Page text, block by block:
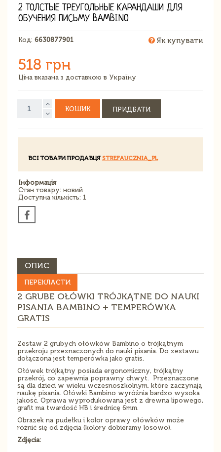
2 ТОЛСТЫЕ ТРЕУГОЛЬНЫЕ КАРАНДАШИ ДЛЯ
ОБУЧЕНИЯ ПИСЬМУ BAMBINO
Код: 6630877901 Як купувати
518 грн
Ціна вказана з доставкою в Україну
КОШИК ПРИДБАТИ
ВСІ ТОВАРИ ПРОДАВЦЯ STREFAUCZNIA_PL
Інформація
Стан товару: новий
Доступна кількість: 1
ОПИС
ПЕРЕКЛАСТИ
2 GRUBE OŁÓWKI TRÓJKĄTNE DO NAUKI
PISANIA BAMBINO + TEMPERÓWKA
GRATIS
Zestaw 2 grubych ołówków Bambino o trójkątnym
przekroju przeznaczonych do nauki pisania. Do zestawu
dołączona jest temperówka jako gratis.
Ołówek trójkątny posiada ergonomiczny, trójkątny
przekrój, co zapewnia poprawny chwyt. Przeznaczone
są dla dzieci w wieku wczesnoszkolnym, które zaczynają
naukę pisania. Ołówki Bambino wyróżnia bardzo wysoka
jakość. Oprawa wyprodukowana jest z drewna lipowego,
grafit ma twardość HB i średnicę 6mm.
Obrazek na pudełku i kolor oprawy ołówków może
różnić się od zdjęcia (kolory dobieramy losowo).
Zdjęcia: